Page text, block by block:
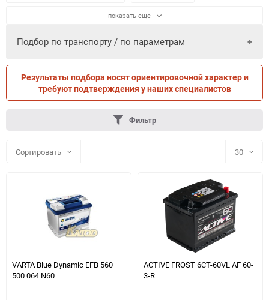
показать еще
Подбор по транспорту / по параметрам
ПО ТРАНСПОРТУ ПО ПАРАМЕТРАМ
Результаты подбора носят ориентировочной характер и
требуют подтверждения у наших специалистов
Фильтр
Сортировать 30
30
60
90
VARTA Blue Dynamic EFB 560
500 064 N60
ACTIVE FROST 6СТ-60VL АF 60-
3-R